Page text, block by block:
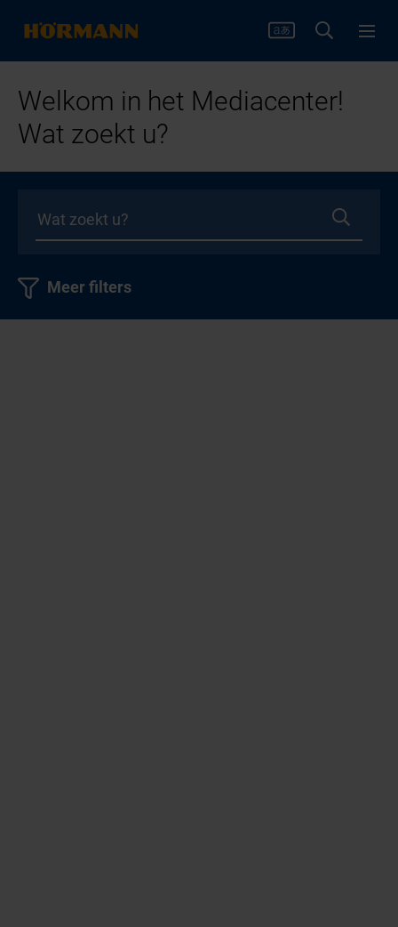
Welkom in het Mediacenter!
Wat zoekt u?
Meer filters